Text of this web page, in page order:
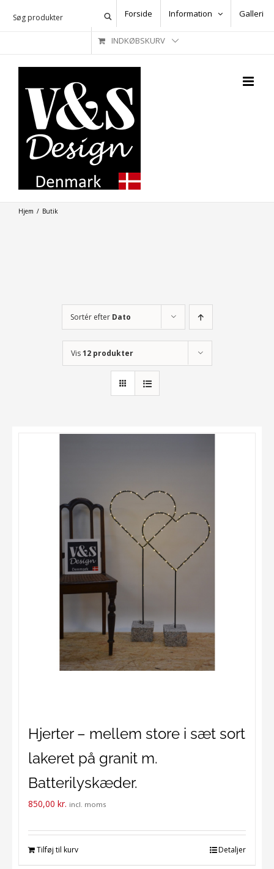
Forside Information Galleri
INDKØBSKURV
Hjem / Butik
Sortér efter Dato
Vis12 produkter
Hjerter – mellem store i sæt sort
lakeret på granit m.
Batterilyskæder.
850,00 kr. incl. moms
Tilføj til kurv Detaljer